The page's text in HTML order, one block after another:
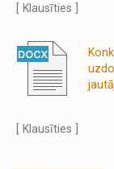
[ Klausīties ]
[ Klausīties ]